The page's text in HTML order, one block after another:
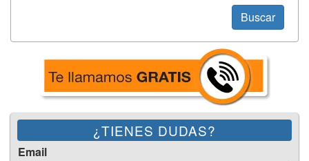
Buscar
¿TIENES DUDAS?
Email